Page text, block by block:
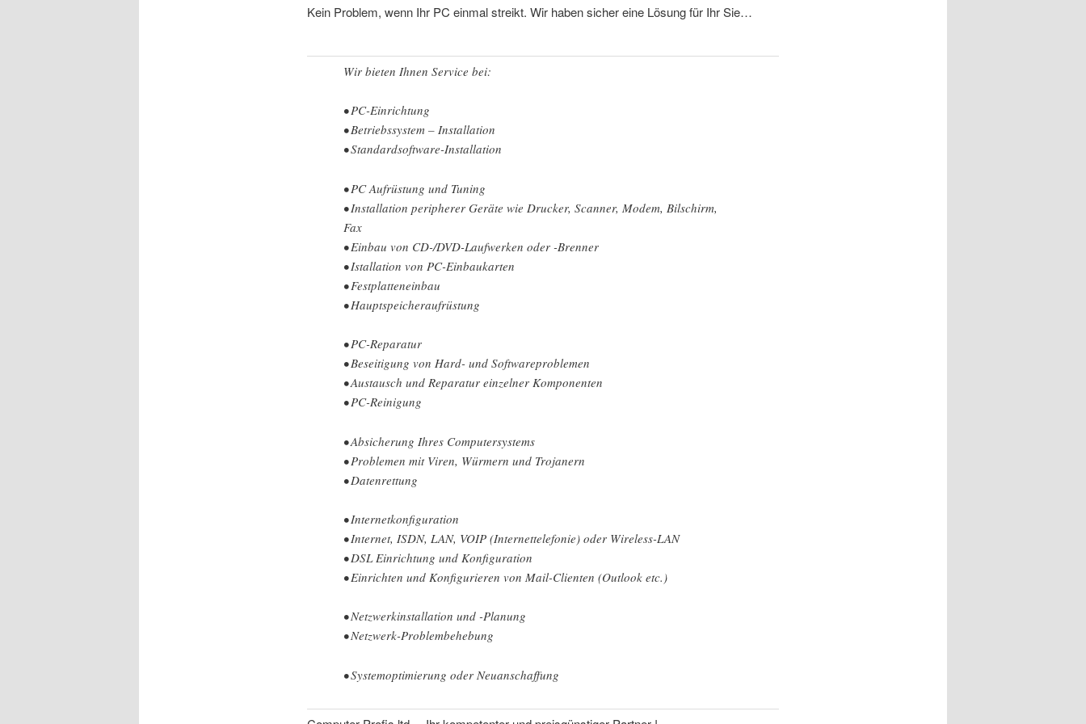
Kein Problem, wenn Ihr PC einmal streikt. Wir haben sicher eine Lösung für Ihr Sie…
Wir bieten Ihnen Service bei:
• PC-Einrichtung
• Betriebssystem – Installation
• Standardsoftware-Installation
• PC Aufrüstung und Tuning
• Installation peripherer Geräte wie Drucker, Scanner, Modem, Bilschirm,
Fax
• Einbau von CD-/DVD-Laufwerken oder -Brenner
• Istallation von PC-Einbaukarten
• Festplatteneinbau
• Hauptspeicheraufrüstung
• PC-Reparatur
• Beseitigung von Hard- und Softwareproblemen
• Austausch und Reparatur einzelner Komponenten
• PC-Reinigung
• Absicherung Ihres Computersystems
• Problemen mit Viren, Würmern und Trojanern
• Datenrettung
• Internetkonfiguration
• Internet, ISDN, LAN, VOIP (Internettelefonie) oder Wireless-LAN
• DSL Einrichtung und Konfiguration
• Einrichten und Konfigurieren von Mail-Clienten (Outlook etc.)
• Netzwerkinstallation und -Planung
• Netzwerk-Problembehebung
• Systemoptimierung oder Neuanschaffung